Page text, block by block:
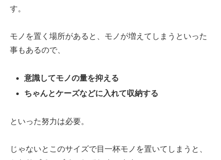
す。
モノを置く場所があると、モノが増えてしまうといった
事もあるので、
意識してモノの量を抑える
ちゃんとケーズなどに入れて収納する
といった努力は必要。
じゃないとこのサイズで目一杯モノを置いてしまうと、